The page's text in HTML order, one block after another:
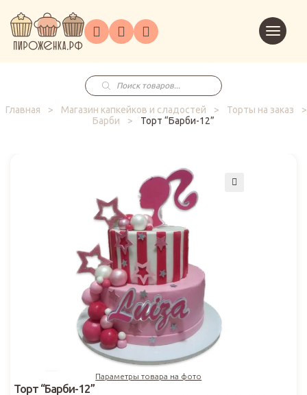
ГлавнаяКаталог
на
заказ
Праздники
Корпоративным
клиентам
в
корзину
Поиск
товаров
Главная
> Магазин капкейков и сладостей > Торты на заказ
>
Барби
> Торт “Барби-12”
Параметры товара на фото
Торт “Барби-12”